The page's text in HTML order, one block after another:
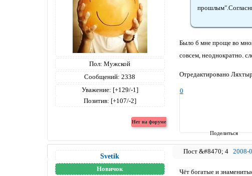
Поделиться
Пол: Мужской
Сообщений: 2338
Уважение: [+129/-1]
Позитив: [+107/-2]
Было б мне проще во
совсем, неоднократно.
Отредактировано
0
4 2008-
Svetik
Новичок
Чёт богатые и